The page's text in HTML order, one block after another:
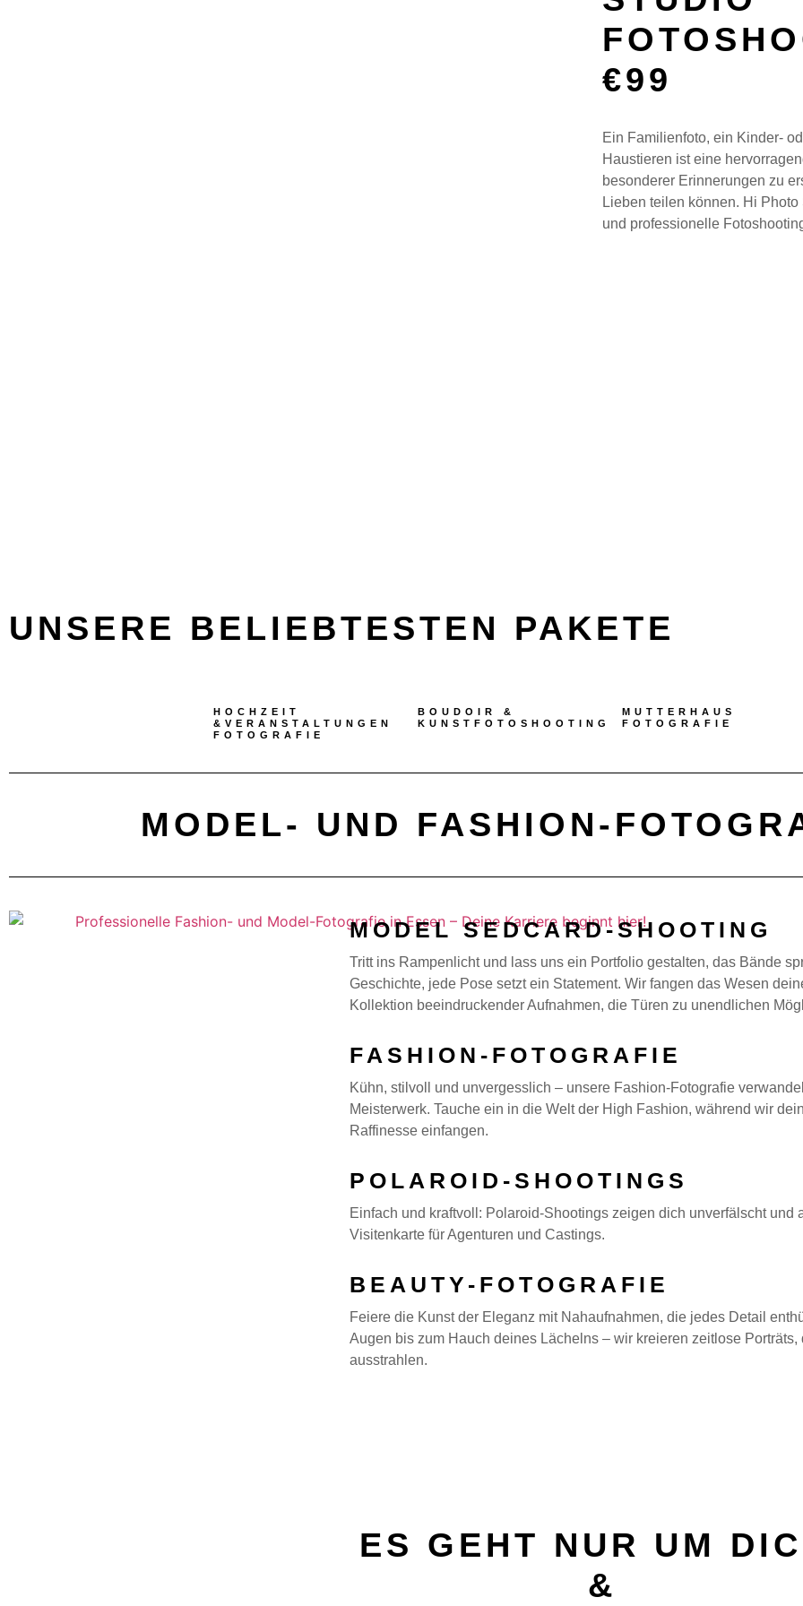
€99
Ein Familienfoto, ein Kinder-
Haustieren ist eine
besonderer Erinnerungen zu
Lieben teilen können. Hi
und professionelle
UNSERE BELIEBTESTEN PAKETE
HOCHZEIT
&VERANSTALTUNGEN
FOTOGRAFIE
BOUDOIR &
KUNSTFOTOSHOOTING
MUTTERHAUS
FOTOGRAFIE
MODEL- UND FASHION-
MODEL SEDCARD-SHOOTING
Tritt ins Rampenlicht und lass uns ein Portfolio gestalten, das Bände
Geschichte, jede Pose setzt ein Statement. Wir fangen das Wesen
Kollektion beeindruckender Aufnahmen, die Türen zu unendlichen
FASHION-FOTOGRAFIE
Kühn, stilvoll und unvergesslich – unsere Fashion-Fotografie
Meisterwerk. Tauche ein in die Welt der High Fashion, während wir
Raffinesse einfangen.
POLAROID-SHOOTINGS
Einfach und kraftvoll: Polaroid-Shootings zeigen dich unverfälscht und
Visitenkarte für Agenturen und Castings.
BEAUTY-FOTOGRAFIE
Feiere die Kunst der Eleganz mit Nahaufnahmen, die jedes Detail
Augen bis zum Hauch deines Lächelns – wir kreieren zeitlose
ausstrahlen.
ES GEHT NUR UM
&